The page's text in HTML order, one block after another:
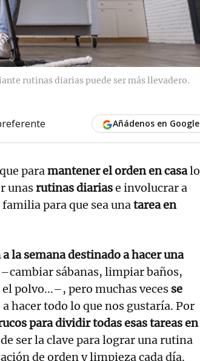
rutinas diarias puede ser más llevadero.
Añádenos en Google
paramantener elordenen casalo
unasrutinas diariase involucrar a
para que sea unatarea en
la semana destinado a hacer una
sábanas, limpiar baños,
polvo...–, pero muchas veces se
hacer todo lo que nos gustaría. Por
para dividir todas esas tareas en
ser la clave para lograr una rutina
de orden y limpieza cada día.